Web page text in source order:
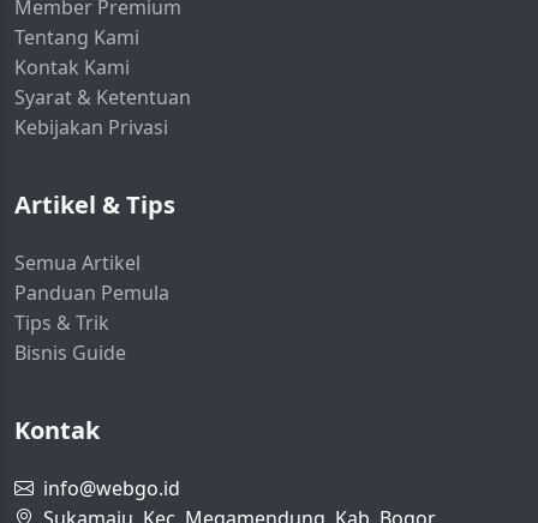
Member Premium
Tentang Kami
Kontak Kami
Syarat & Ketentuan
Kebijakan Privasi
Artikel & Tips
Semua Artikel
Panduan Pemula
Tips & Trik
Bisnis Guide
Kontak
info@webgo.id
Sukamaju, Kec. Megamendung, Kab. Bogor,